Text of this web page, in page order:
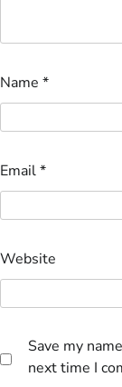
Name *
Email*
Website
Save my
next time I